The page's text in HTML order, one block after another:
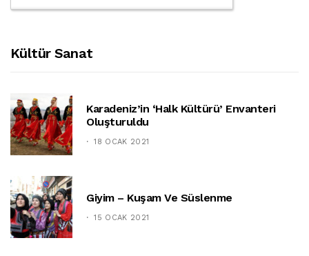
Kültür Sanat
Karadeniz’in ‘halk Kültürü’ Envanteri
Oluşturuldu
18 OCAK 2021
Giyim – Kuşam Ve Süslenme
15 OCAK 2021